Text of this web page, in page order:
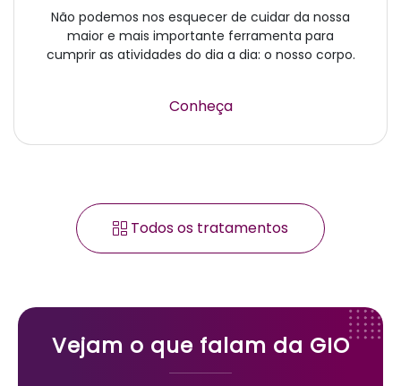
Não podemos nos esquecer de cuidar da nossa
maior e mais importante ferramenta para
cumprir as atividades do dia a dia: o nosso corpo.
Conheça
Todos os tratamentos
Vejam o que falam da GIO